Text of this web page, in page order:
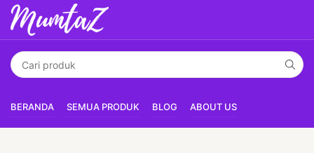
BERANDA SEMUA PRODUK BLOG ABOUT US